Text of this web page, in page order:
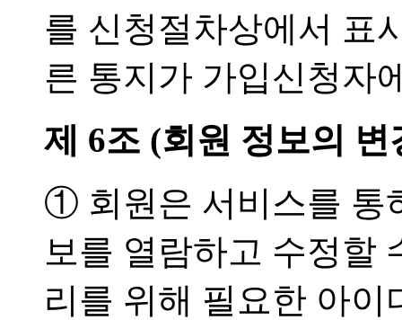
를 신청절차상에서 표
른 통지가 가입신청자
제 6조 (회원 정보의 변
① 회원은 서비스를 통
보를 열람하고 수정할
리를 위해 필요한 아